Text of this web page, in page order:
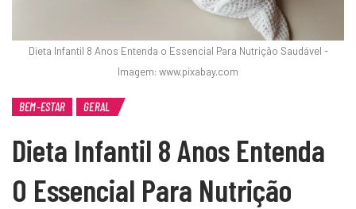
Dieta Infantil 8 Anos Entenda o Essencial Para Nutrição Saudável -
Imagem: www.pixabay.com
BEM-ESTAR GERAL
Dieta Infantil 8 Anos Entenda
O Essencial Para Nutrição